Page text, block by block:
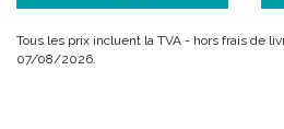
Tous les prix incluent la TVA - hors frais de
07/08/2026.